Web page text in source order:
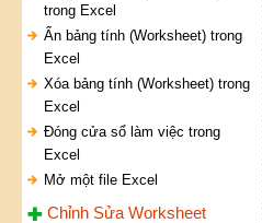
trong Excel
Ẩn bảng tính (Worksheet) trong
Excel
Xóa bảng tính (Worksheet) trong
Excel
Đóng cửa sổ làm việc trong
Excel
Mở một file Excel
Chỉnh Sửa Worksheet